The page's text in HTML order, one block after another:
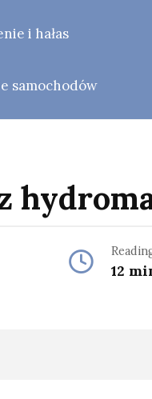
i hałas
samochodów
12